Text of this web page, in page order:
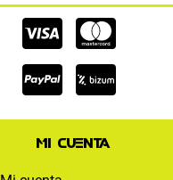
Cc-
visa
Cc-
Cc-
paypal
Mi cuenta